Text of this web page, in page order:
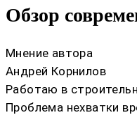
Обзор
Мнение автора
Андрей Корнилов
Работаю в
Проблема нехватки